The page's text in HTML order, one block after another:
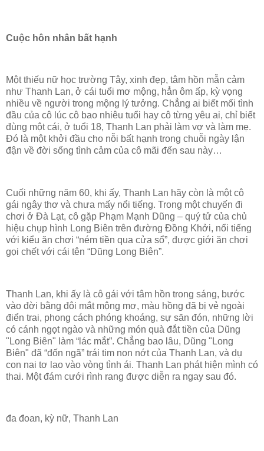
Cuộc hôn nhân bất hạnh
Một thiếu nữ học trường Tây, xinh đẹp, tâm hồn mẫn cảm
như Thanh Lan, ở cái tuổi mơ mộng, hẳn ôm ấp, kỳ vọng
nhiều về người trong mộng lý tưởng. Chẳng ai biết mối tình
đầu của cô lúc cô bao nhiêu tuổi hay cô từng yêu ai, chỉ biết
đùng một cái, ở tuổi 18, Thanh Lan phải làm vợ và làm mẹ.
Đó là một khởi đầu cho nỗi bất hạnh trong chuỗi ngày lận
đận về đời sống tình cảm của cô mãi đến sau này…
Cuối những năm 60, khi ấy, Thanh Lan hãy còn là một cô
gái ngây thơ và chưa mấy nổi tiếng. Trong một chuyến đi
chơi ở Đà Lạt, cô gặp Phạm Mạnh Dũng – quý tử của chủ
hiệu chụp hình Long Biên trên đường Đồng Khởi, nổi tiếng
với kiểu ăn chơi “ném tiền qua cửa sổ”, được giới ăn chơi
gọi chết với cái tên “Dũng Long Biên”.
Thanh Lan, khi ấy là cô gái với tâm hồn trong sáng, bước
vào đời bằng đôi mắt mộng mơ, màu hồng đã bị vẻ ngoài
điển trai, phong cách phóng khoáng, sự săn đón, những lời
có cánh ngọt ngào và những món quà đắt tiền của Dũng
"Long Biên" làm “lác mắt”. Chẳng bao lâu, Dũng "Long
Biên" đã “đốn ngã” trái tim non nớt của Thanh Lan, và dụ
con nai tơ lao vào vòng tình ái. Thanh Lan phát hiện mình có
thai. Một đám cưới rình rang được diễn ra ngay sau đó.
đa đoan, kỳ nữ, Thanh Lan